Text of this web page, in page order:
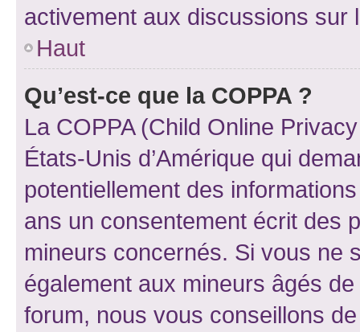
activement aux discussions sur
Haut
Qu’est-ce que la COPPA ?
La COPPA (Child Online
États-Unis d’Amérique qui
potentiellement des
ans un consentement écrit des
mineurs concernés. Si vous ne
également aux mineurs âgés
forum, nous vous conseillons